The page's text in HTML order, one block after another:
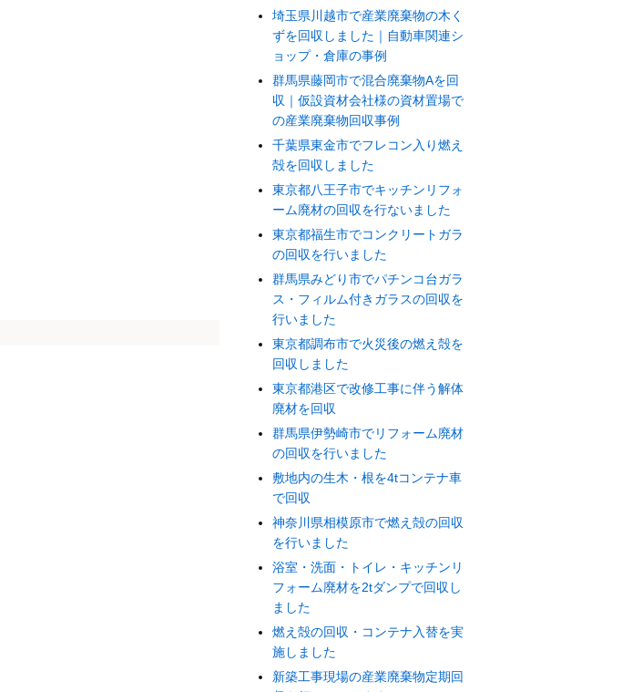
埼玉県川越市で産業廃棄物の木く
ずを回収しました｜自動車関連シ
ョップ・倉庫の事例
群馬県藤岡市で混合廃棄物Aを回
収｜仮設資材会社様の資材置場で
の産業廃棄物回収事例
千葉県東金市でフレコン入り燃え
殻を回収しました
東京都八王子市でキッチンリフォ
ーム廃材の回収を行ないました
東京都福生市でコンクリートガラ
の回収を行いました
群馬県みどり市でパチンコ台ガラ
ス・フィルム付きガラスの回収を
行いました
東京都調布市で火災後の燃え殻を
回収しました
東京都港区で改修工事に伴う解体
廃材を回収
群馬県伊勢崎市でリフォーム廃材
の回収を行いました
敷地内の生木・根を4tコンテナ車
で回収
神奈川県相模原市で燃え殻の回収
を行いました
浴室・洗面・トイレ・キッチンリ
フォーム廃材を2tダンプで回収し
ました
燃え殻の回収・コンテナ入替を実
施しました
新築工事現場の産業廃棄物定期回